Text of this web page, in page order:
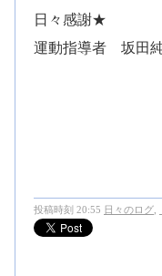
日々感謝★
運動指導者 坂田
投稿時刻 20:55 日々のログ